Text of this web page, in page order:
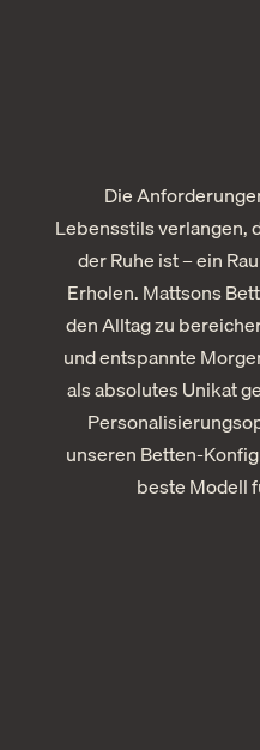
Die
Lebensstils verlangen,
der Ruhe ist – ein
Erholen. Mattsons
den Alltag zu
und entspannte
als absolutes Unikat
unseren Betten-
beste Modell